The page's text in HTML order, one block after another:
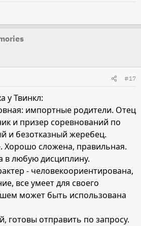
#17
у Твинкл:
импортные родители. Отец
и призер соревнований по
и безотказный жеребец.
Хорошо сложена, правильная.
в любую дисциплину.
- человекоориентирована,
все умеет для своего
может быть использована
готовы отправить по запросу.